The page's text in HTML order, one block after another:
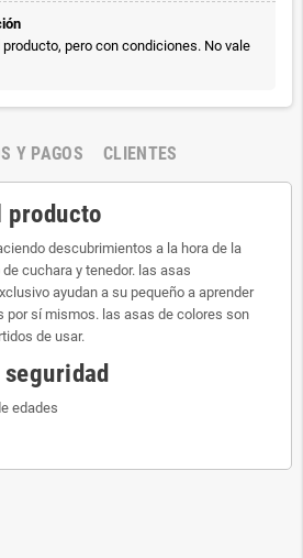
producto, pero con condiciones. No vale
Y PAGOS CLIENTES
producto
descubrimientos a la hora de la
cuchara y tenedor. las asas
ayudan a su pequeño a aprender
por sí mismos. las asas de colores son
de usar.
edades